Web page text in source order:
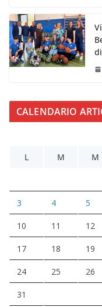
CALENDARIO
L
M M
3 4 5
10 11 12
17 18 19
24 25 26
31